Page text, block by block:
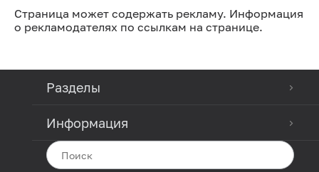
Страница может содержать рекламу. Информация
о рекламодателях по ссылкам на странице.
Разделы
Информация